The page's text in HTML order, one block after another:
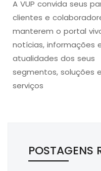
A VUP convida seus
clientes e
manterem o portal
notícias, informações
atualidades dos seus
segmentos, soluções e
serviços
POSTAGENS